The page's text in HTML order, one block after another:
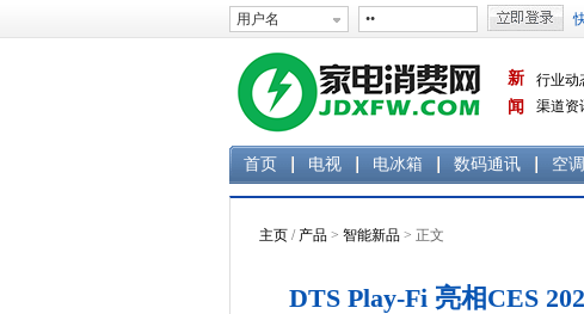
新
闻
行业动
渠道资
首页 电视 电冰箱 数码通讯 空调
主页 / 产品 > 智能新品 > 正文
DTS Play-Fi 亮相CES